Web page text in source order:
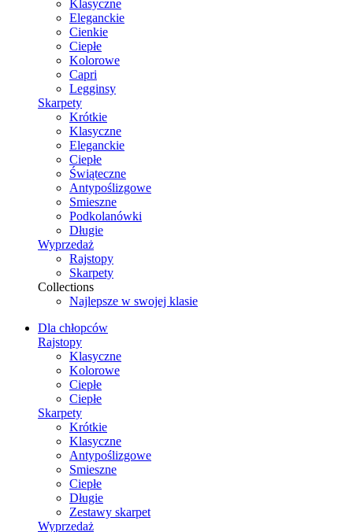
Klasyczne
Eleganckie
Cienkie
Ciepłe
Kolorowe
Capri
Legginsy
Skarpety
Krótkie
Klasyczne
Eleganckie
Ciepłe
Świąteczne
Antypoślizgowe
Smieszne
Podkolanówki
Długie
Wyprzedaż
Rajstopy
Skarpety
Collections
Najlepsze w swojej klasie
Dla chłopców
Rajstopy
Klasyczne
Kolorowe
Ciepłe
Ciepłe
Skarpety
Krótkie
Klasyczne
Antypoślizgowe
Smieszne
Ciepłe
Długie
Zestawy skarpet
Wyprzedaż